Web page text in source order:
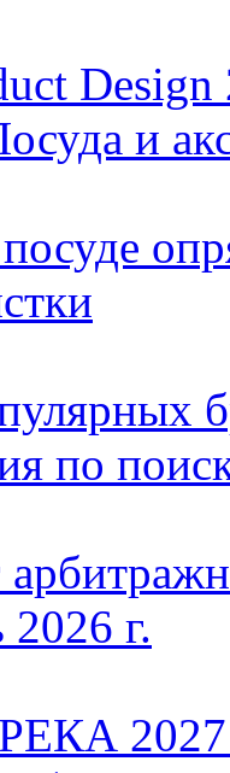
Design
и
по
г.
2027: